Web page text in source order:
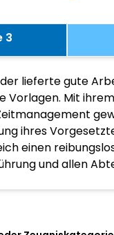
3
lieferte gute
Vorlagen. Mit
ihres
einen
und allen